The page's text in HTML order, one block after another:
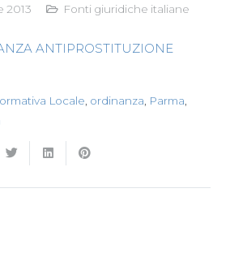
2013 Fonti giuridiche italiane
ANTIPROSTITUZIONE
Locale ordinanza Parma